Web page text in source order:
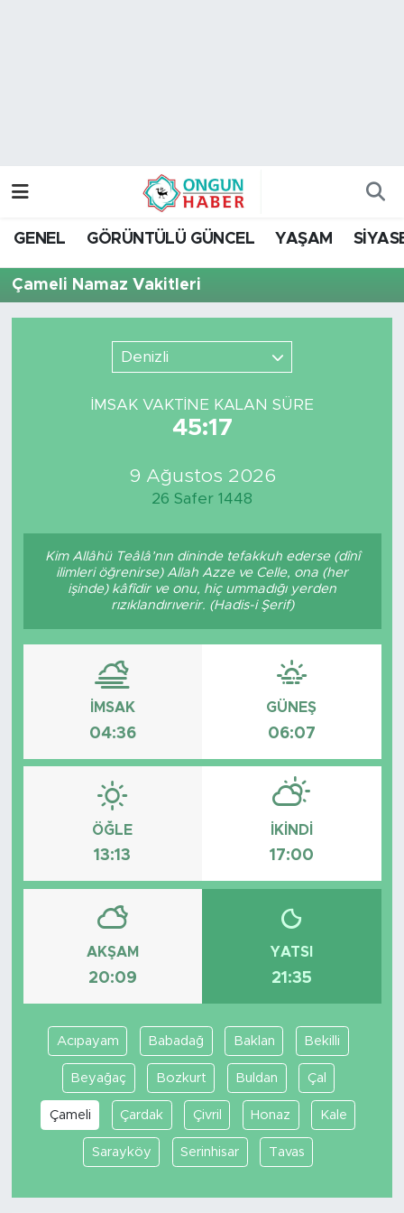
GENEL GÖRÜNTÜLÜ GÜNCEL YAŞAM
Çameli Namaz Vakitleri
Denizli
İMSAK VAKTİNE KALAN SÜRE
45:17
9 Ağustos 2026
26 Safer 1448
Kim Allâhü Teâlâ’nın dininde tefakkuh ederse (dînî
ilimleri öğrenirse) Allah Azze ve Celle, ona (her
işinde) kâfîdir ve onu, hiç ummadığı yerden
rızıklandırıverir. (Hadis-i Şerif)
İMSAK
04:36
GÜNEŞ
06:07
ÖĞLE
13:13
İKINDI
17:00
AKŞAM
20:09
YATSI
21:35
Acıpayam Babadağ Baklan Bekilli
Beyağaç Bozkurt Buldan Çal
Çameli Çardak Çivril Honaz Kale
Sarayköy Serinhisar Tavas
Trafik Durumu
Son Dakika Haberleri